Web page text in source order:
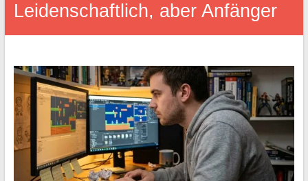
Leidenschaftlich, aber Anfänger